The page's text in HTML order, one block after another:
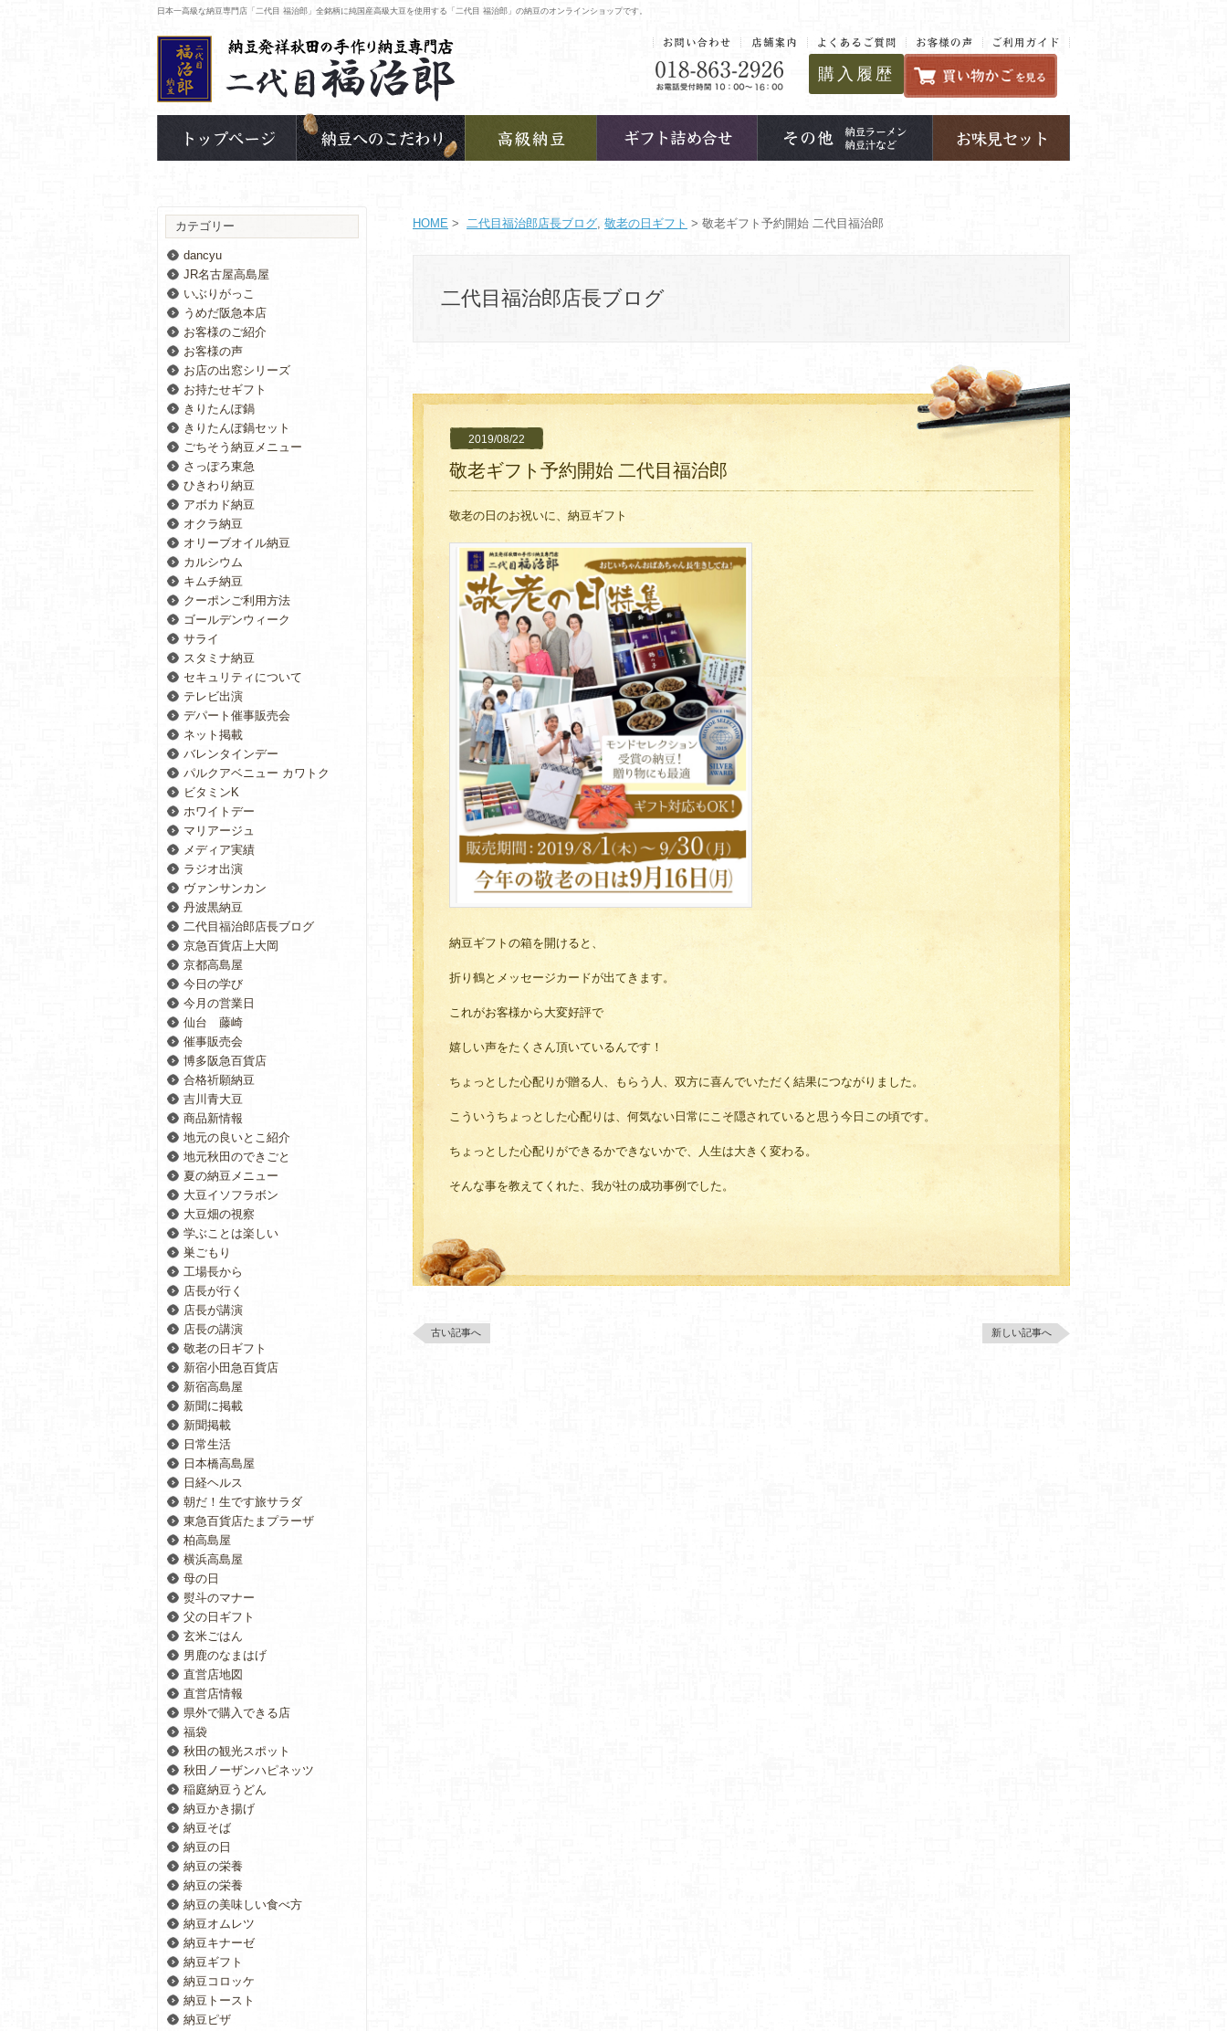
日本一高級な納豆専門店「二代目 福治郎」全銘柄に純国産高級大豆を使用する「二代目 福治郎」の納豆のオンラインショップです。
購入履歴
HOME > 二代目福治郎店長ブログ, 敬老の日ギフト > 敬老ギフト予約開始 二代目福治郎
二代目福治郎店長ブログ
2019/08/22
敬老ギフト予約開始 二代目福治郎
敬老の日のお祝いに、納豆ギフト
納豆ギフトの箱を開けると、
折り鶴とメッセージカードが出てきます。
これがお客様から大変好評で
嬉しい声をたくさん頂いているんです！
ちょっとした心配りが贈る人、もらう人、双方に喜んでいただく結果につながりました。
こういうちょっとした心配りは、何気ない日常にこそ隠されていると思う今日この頃です。
ちょっとした心配りができるかできないかで、人生は大きく変わる。
そんな事を教えてくれた、我が社の成功事例でした。
古い記事へ 新しい記事へ
カテゴリー
dancyu
JR名古屋高島屋
いぶりがっこ
うめだ阪急本店
お客様のご紹介
お客様の声
お店の出窓シリーズ
お持たせギフト
きりたんぽ鍋
きりたんぽ鍋セット
ごちそう納豆メニュー
さっぽろ東急
ひきわり納豆
アボカド納豆
オクラ納豆
オリーブオイル納豆
カルシウム
キムチ納豆
クーポンご利用方法
ゴールデンウィーク
サライ
スタミナ納豆
セキュリティについて
テレビ出演
デパート催事販売会
ネット掲載
バレンタインデー
パルクアベニュー カワトク
ビタミンK
ホワイトデー
マリアージュ
メディア実績
ラジオ出演
ヴァンサンカン
丹波黒納豆
二代目福治郎店長ブログ
京急百貨店上大岡
京都高島屋
今日の学び
今月の営業日
仙台 藤崎
催事販売会
博多阪急百貨店
合格祈願納豆
吉川青大豆
商品新情報
地元の良いとこ紹介
地元秋田のできごと
夏の納豆メニュー
大豆イソフラボン
大豆畑の視察
学ぶことは楽しい
巣ごもり
工場長から
店長が行く
店長が講演
店長の講演
敬老の日ギフト
新宿小田急百貨店
新宿高島屋
新聞に掲載
新聞掲載
日常生活
日本橋高島屋
日経ヘルス
朝だ！生です旅サラダ
東急百貨店たまプラーザ
柏高島屋
横浜高島屋
母の日
熨斗のマナー
父の日ギフト
玄米ごはん
男鹿のなまはげ
直営店地図
直営店情報
県外で購入できる店
福袋
秋田の観光スポット
秋田ノーザンハピネッツ
稲庭納豆うどん
納豆かき揚げ
納豆そば
納豆の日
納豆の栄養
納豆の栄養
納豆の美味しい食べ方
納豆オムレツ
納豆キナーゼ
納豆ギフト
納豆コロッケ
納豆トースト
納豆ピザ